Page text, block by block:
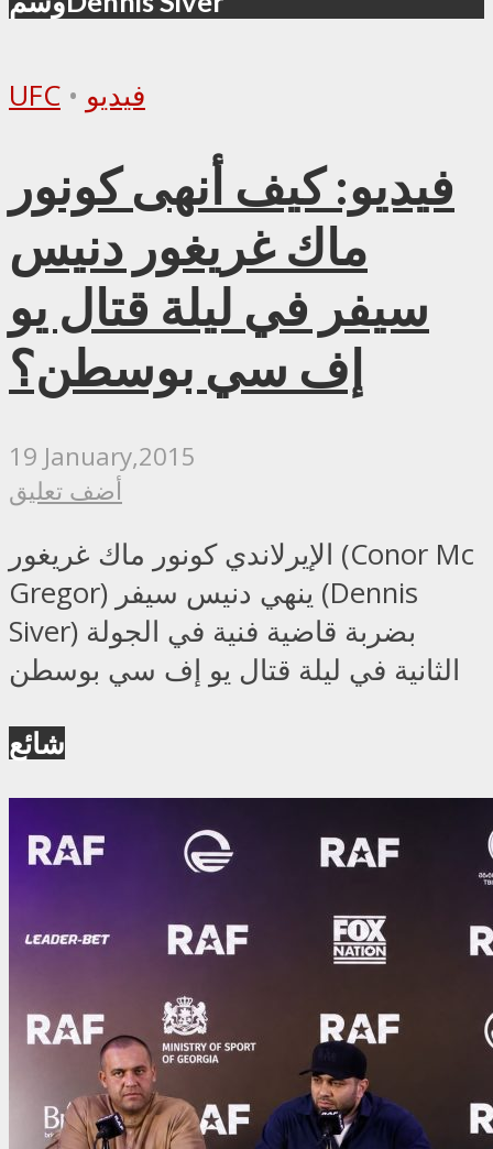
UFC • فيديو
فيديو: كيف أنهى كونور
ماك غريغور دنيس
سيفر في ليلة قتال يو
إف سي بوسطن؟
19 January,2015
أضف تعليق
الإيرلاندي كونور ماك غريغور (Conor Mc
Gregor) ينهي دنيس سيفر (Dennis
Siver) بضربة قاضية فنية في الجولة
الثانية في ليلة قتال يو إف سي بوسطن
شائع